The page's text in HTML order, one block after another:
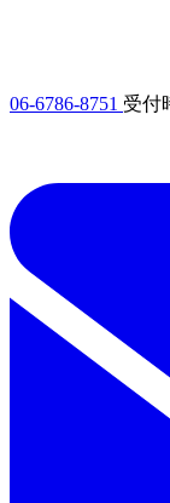
06-6786-8751 受付